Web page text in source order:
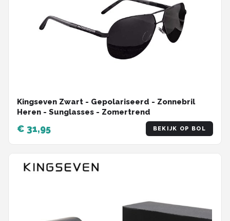
Kingseven Zwart - Gepolariseerd - Zonnebril
Heren - Sunglasses - Zomertrend
€ 31,95 BEKIJK OP BOL